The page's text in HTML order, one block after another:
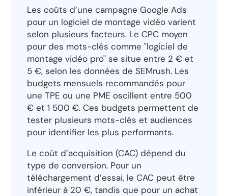
Les coûts d’une campagne Google Ads
pour un logiciel de montage vidéo varient
selon plusieurs facteurs. Le CPC moyen
pour des mots-clés comme "logiciel de
montage vidéo pro" se situe entre 2 € et
5 €, selon les données de SEMrush. Les
budgets mensuels recommandés pour
une TPE ou une PME oscillent entre 500
€ et 1 500 €. Ces budgets permettent de
tester plusieurs mots-clés et audiences
pour identifier les plus performants.
Le coût d’acquisition (CAC) dépend du
type de conversion. Pour un
téléchargement d’essai, le CAC peut être
inférieur à 20 €, tandis que pour un achat